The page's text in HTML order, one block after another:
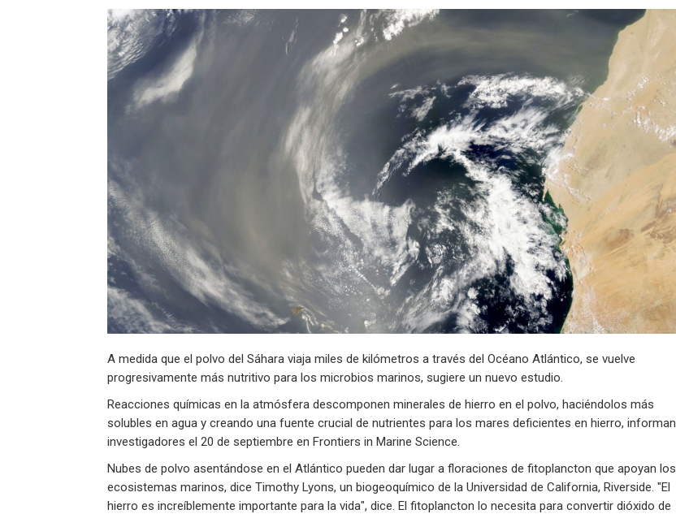
A medida que el polvo del Sáhara viaja miles de kilómetros a través del Océano Atlántico, se vuelve
progresivamente más nutritivo para los microbios marinos, sugiere un nuevo estudio.
Reacciones químicas en la atmósfera descomponen minerales de hierro en el polvo, haciéndolos más
solubles en agua y creando una fuente crucial de nutrientes para los mares deficientes en hierro, informan
investigadores el 20 de septiembre en Frontiers in Marine Science.
Nubes de polvo asentándose en el Atlántico pueden dar lugar a floraciones de fitoplancton que apoyan los
ecosistemas marinos, dice Timothy Lyons, un biogeoquímico de la Universidad de California, Riverside. "El
hierro es increíblemente importante para la vida", dice. El fitoplancton lo necesita para convertir dióxido de